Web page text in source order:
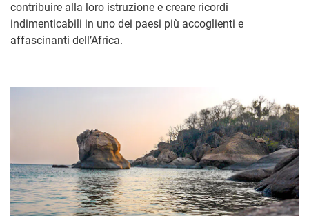
contribuire alla loro istruzione e creare ricordi
indimenticabili in uno dei paesi più accoglienti e
affascinanti dell’Africa.